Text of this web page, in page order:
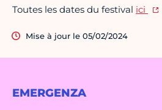
EMERGENZA
Toutes les dates du festival ici
Mise à jour le 05/02/2024